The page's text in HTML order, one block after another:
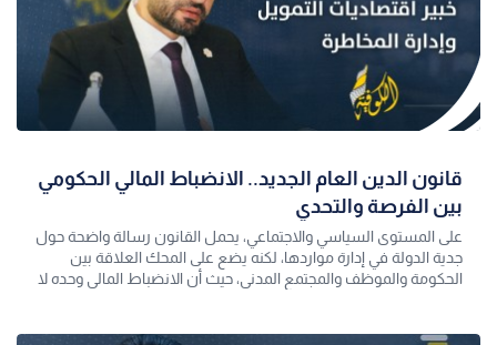
قانون الدين العام الجديد.. الانضباط المالي الحكومي
بين الفرصة والتحدي
على المستوى السياسي والاجتماعي، يحمل القانون رسالة واضحة حول
جدية الدولة في إدارة مواردها، لكنه يضع على المحك العلاقة بين
الحكومة والموظف والمجتمع المدني، حيث أن الانضباط المالي وحده لا